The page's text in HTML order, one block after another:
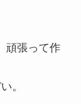
頑張って作
。